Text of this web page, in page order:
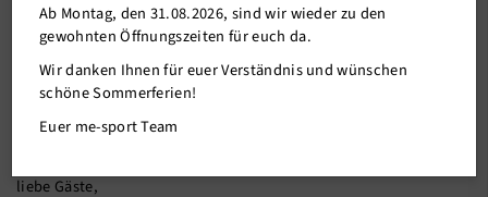
01.06.2026
Liebe Delegierte,
liebe Präsidiumsmitglieder,
liebe Gäste,
Ab Montag, den 31.08.2026, sind wir wieder zu den
gewohnten Öffnungszeiten für euch da.
Wir danken Ihnen für euer Verständnis und wünschen
schöne Sommerferien!
Euer me-sport Team